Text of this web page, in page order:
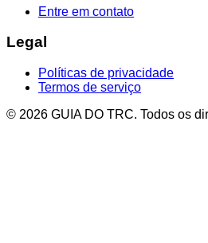
Entre em contato
Legal
Políticas de privacidade
Termos de serviço
© 2026 GUIA DO TRC. Todos os